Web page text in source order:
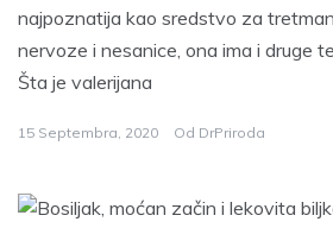
najpoznatija kao sredstvo za
nervoze i nesanice, ona ima i druge
Šta je valerijana
15 Septembra, 2020 Od DrPriroda